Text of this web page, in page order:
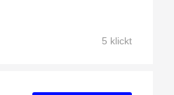
5 klickt